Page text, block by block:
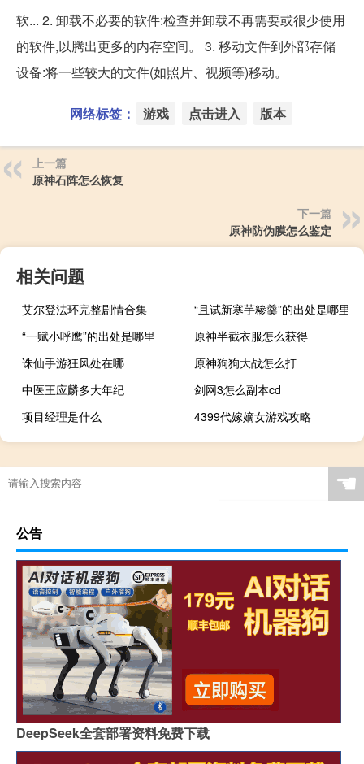
软... 2. 卸载不必要的软件:检查并卸载不再需要或很少使用
的软件,以腾出更多的内存空间。 3. 移动文件到外部存储
设备:将一些较大的文件(如照片、视频等)移动。
网络标签： 游戏 点击进入 版本
上一篇
原神石阵怎么恢复
下一篇
原神防伪膜怎么鉴定
相关问题
艾尔登法环完整剧情合集
“且试新寒芋糁羹”的出处是哪里
“一赋小呼鹰”的出处是哪里
原神半截衣服怎么获得
诛仙手游狂风处在哪
原神狗狗大战怎么打
中医王应麟多大年纪
剑网3怎么副本cd
项目经理是什么
4399代嫁嫡女游戏攻略
☚
公告
DeepSeek全套部署资料免费下载